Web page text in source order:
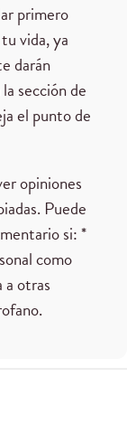
primero
vida, ya
darán
sección de
el punto de
opiniones
Puede
si: *
como
otras